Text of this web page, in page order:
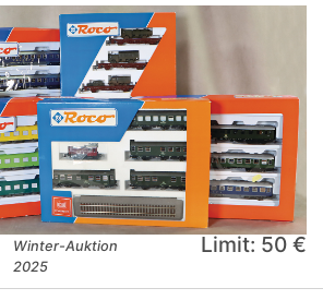
Winter-Auktion
2025
Limit: 50 €